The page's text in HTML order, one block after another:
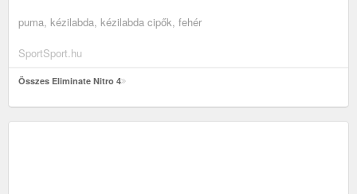
puma, kézilabda, kézilabda cipők, fehér
SportSport.hu
Összes Eliminate Nitro 4